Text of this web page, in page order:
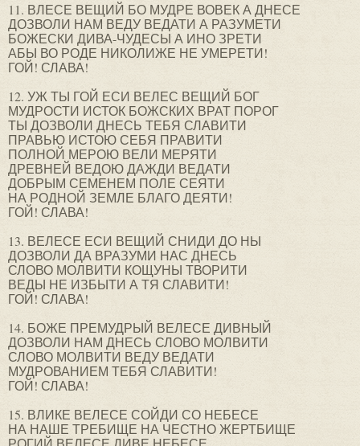
11. ВЛЕСЕ ВЕЩИЙ БО МУДРЕ ВОВЕК А ДНЕСЕ
ДОЗВОЛИ НАМ ВЕДУ ВЕДАТИ А РАЗУМЕТИ
БОЖЕСКИ ДИВА-ЧУДЕСЫ А ИНО ЗРЕТИ
АБЫ ВО РОДЕ НИКОЛИЖЕ НЕ УМЕРЕТИ!
ГОЙ! СЛАВА!
12. УЖ ТЫ ГОЙ ЕСИ ВЕЛЕС ВЕЩИЙ БОГ
МУДРОСТИ ИСТОК БОЖСКИХ ВРАТ ПОРОГ
ТЫ ДОЗВОЛИ ДНЕСЬ ТЕБЯ СЛАВИТИ
ПРАВЬЮ ИСТОЮ СЕБЯ ПРАВИТИ
ПОЛНОЙ МЕРОЮ ВЕЛИ МЕРЯТИ
ДРЕВНЕЙ ВЕДОЮ ДАЖДИ ВЕДАТИ
ДОБРЫМ СЕМЕНЕМ ПОЛЕ СЕЯТИ
НА РОДНОЙ ЗЕМЛЕ БЛАГО ДЕЯТИ!
ГОЙ! СЛАВА!
13. ВЕЛЕСЕ ЕСИ ВЕЩИЙ СНИДИ ДО НЫ
ДОЗВОЛИ ДА ВРАЗУМИ НАС ДНЕСЬ
СЛОВО МОЛВИТИ КОЩУНЫ ТВОРИТИ
ВЕДЫ НЕ ИЗБЫТИ А ТЯ СЛАВИТИ!
ГОЙ! СЛАВА!
14. БОЖЕ ПРЕМУДРЫЙ ВЕЛЕСЕ ДИВНЫЙ
ДОЗВОЛИ НАМ ДНЕСЬ СЛОВО МОЛВИТИ
СЛОВО МОЛВИТИ ВЕДУ ВЕДАТИ
МУДРОВАНИЕМ ТЕБЯ СЛАВИТИ!
ГОЙ! СЛАВА!
15. ВЛИКЕ ВЕЛЕСЕ СОЙДИ СО НЕБЕСЕ
НА НАШЕ ТРЕБИЩЕ НА ЧЕСТНО ЖЕРТБИЩЕ